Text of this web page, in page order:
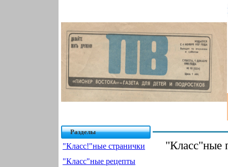
Разделы
"Класс!"ные странички
"Класс"ные рецепты
"Класс"ные